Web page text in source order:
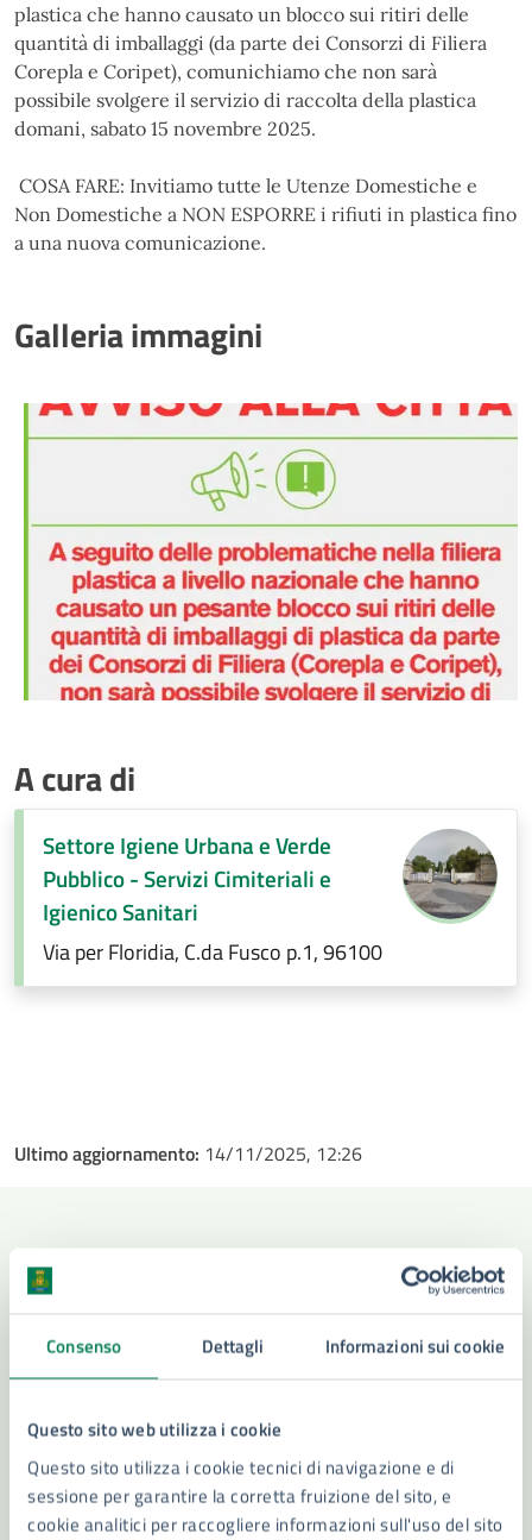
Consenso Dettagli Informazioni sui cookie
Questo sito web utilizza i cookie
Questo sito utilizza i cookie tecnici di navigazione e di
sessione per garantire la corretta fruizione del sito, e
cookie analitici per raccogliere informazioni sull'uso del sito
plastica che hanno causato un blocco sui ritiri delle
quantità di imballaggi (da parte dei Consorzi di Filiera
Corepla e Coripet), comunichiamo che non sarà
possibile svolgere il servizio di raccolta della plastica
domani, sabato 15 novembre 2025.
COSA FARE: Invitiamo tutte le Utenze Domestiche e
Non Domestiche a NON ESPORRE i rifiuti in plastica fino
a una nuova comunicazione.
Galleria immagini
A cura di
Settore Igiene Urbana e Verde
Pubblico - Servizi Cimiteriali e
Igienico Sanitari
Via per Floridia, C.da Fusco p.1, 96100
Ultimo aggiornamento: 14/11/2025, 12:26
Contenuti correlati
Amministrazione
Settore Sviluppo Sostenibile - Tutela del Territorio
e dell'Ambiente - Transizione Energetica